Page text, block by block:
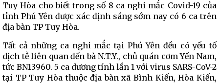
Tuy Hòa cho biết trong số 8 ca nghi mắc Covid-19 của
tỉnh Phú Yên được xác định sáng sớm nay có 6 ca trên
địa bàn TP Tuy Hòa.
Tất cả những ca nghi mắc tại Phú Yên đều có yếu tố
dịch tễ liên quan đến bà N.T.Y., chủ quán cơm Yến Nam,
tức BN13960. 5 ca dương tính lần 1 với virus SARS-CoV-2
tại TP Tuy Hòa thuộc địa bàn xã Bình Kiến, Hòa Kiến,